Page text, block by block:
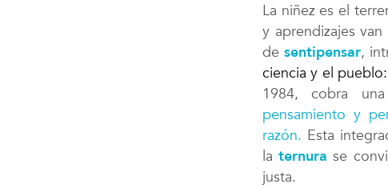
La niñez es el
y aprendizajes
de sentipensar,
ciencia y el
1984, cobra
pensamiento y
razón. Esta
laternura se
justa.